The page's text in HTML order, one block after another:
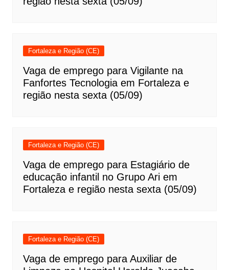
Fortaleza e Região (CE)
Vaga de emprego para Vigilante na
Fanfortes Tecnologia em Fortaleza e
região nesta sexta (05/09)
Fortaleza e Região (CE)
Vaga de emprego para Estagiário de
educação infantil no Grupo Ari em
Fortaleza e região nesta sexta (05/09)
Fortaleza e Região (CE)
Vaga de emprego para Auxiliar de